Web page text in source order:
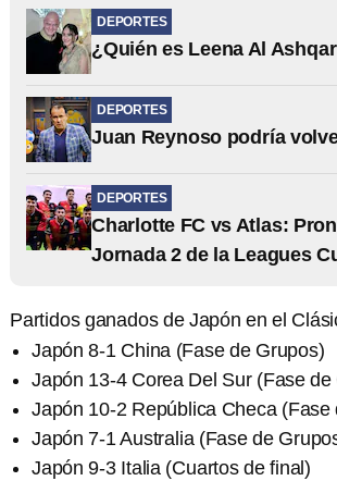
DEPORTES
¿Quién es Leena Al
DEPORTES
Juan Reynoso podría
DEPORTES
Charlotte FC vs Atlas:
Jornada 2 de la Leagues
Partidos ganados de Japón en el
Japón 8-1 China (Fase de Grupos)
Japón 13-4 Corea Del Sur (Fase de
Japón 10-2 República Checa (Fase
Japón 7-1 Australia (Fase de
Japón 9-3 Italia (Cuartos de final)